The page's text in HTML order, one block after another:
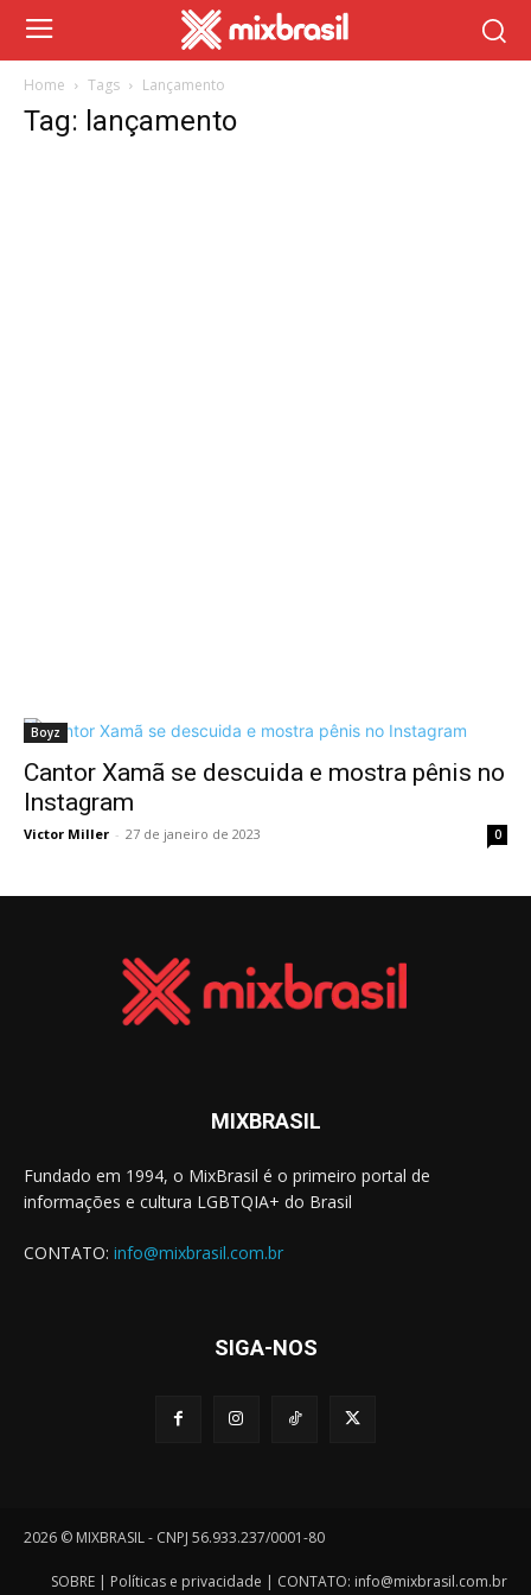
Home Tags Lançamento
Tag: lançamento
Boyz
Cantor Xamã se descuida e mostra pênis no
Instagram
Victor Miller - 27 de janeiro de 2023 0
MIXBRASIL
Fundado em 1994, o MixBrasil é o primeiro portal de
informações e cultura LGBTQIA+ do Brasil
CONTATO: info@mixbrasil.com.br
SIGA-NOS
2026 © MIXBRASIL - CNPJ 56.933.237/0001-80
SOBRE | Políticas e privacidade | CONTATO: info@mixbrasil.com.br